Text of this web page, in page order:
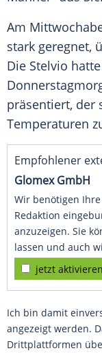
Am
stark geregnet,
Die Stelvio
präsentiert, der
Temperaturen
Empfohlener
Glomex GmbH
Wir benötigen
Redaktion
anzuzeigen. Sie
lassen und auch
jetzt aktivieren
Ich bin damit
angezeigt werden.
Drittplattformen